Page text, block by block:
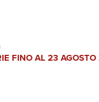
FINO AL 23